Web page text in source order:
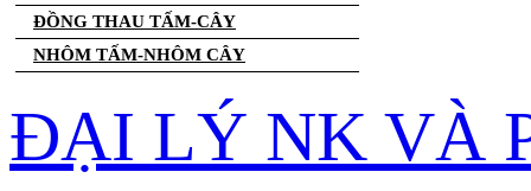
ĐỒNG THAU TẤM-CÂY
NHÔM TẤM-NHÔM CÂY
ĐẠI LÝ NK VÀ